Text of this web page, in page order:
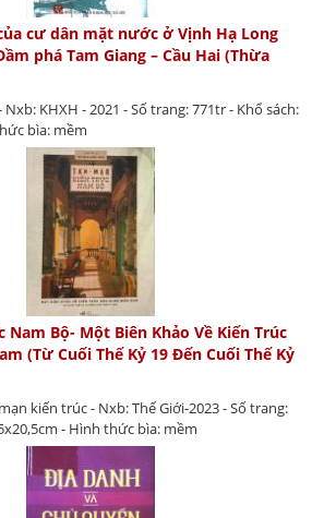
cư dân mặt nước ở Vịnh Hạ Long
phá Tam Giang – Cầu Hai (Thừa
Nxb: KHXH - 2021 - Số trang: 771tr - Khổ sách:
bìa: mềm
Bộ- Một Biên Khảo Về Kiến Trúc
(Từ Cuối Thế Kỷ 19 Đến Cuối Thế Kỷ
kiến trúc - Nxb: Thế Giới-2023 - Số trang:
- Hình thức bìa: mềm